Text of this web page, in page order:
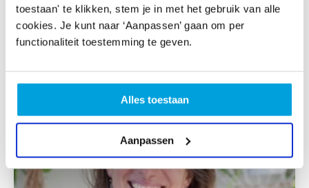
toestaan' te klikken, stem je in met het gebruik van alle
cookies. Je kunt naar ‘Aanpassen’ gaan om per
functionaliteit toestemming te geven.
Alles toestaan
Aanpassen